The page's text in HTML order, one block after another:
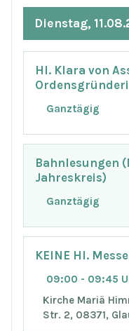
Dienstag,
Hl. Klara von
Ganztägig
Bahnlesungen
Jahreskreis)
Ganztägig
KEINE Hl. Messe
09:00 - 09:45
Kirche Mariä
Str. 2, 08371,